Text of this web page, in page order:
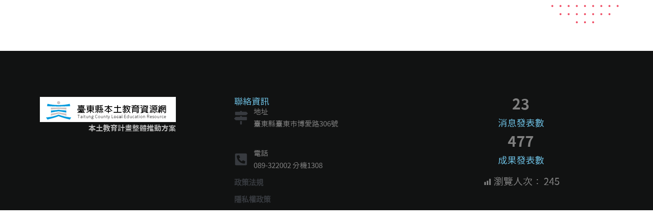
本土教育計畫整體推動方案
聯絡資訊
地址
臺東縣臺東市博愛路306號
電話
089-322002 分機1308
政策法規
隱私權政策
消息發表數
23
成果發表數
477
瀏覽人次： 245